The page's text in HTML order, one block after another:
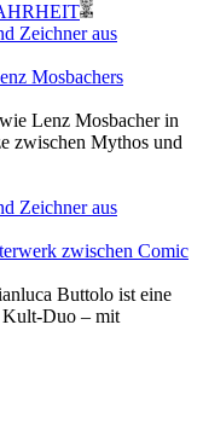
Zeichner aus
Mosbachers
Lenz Mosbacher in
zwischen Mythos und
Zeichner aus
zwischen Comic
Buttolo ist eine
Kult-Duo – mit